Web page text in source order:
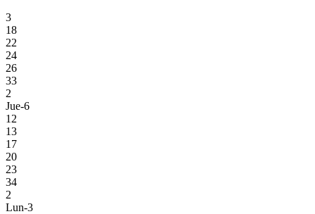
3
18
22
24
26
33
2
Jue-6
12
13
17
20
23
34
2
Lun-3